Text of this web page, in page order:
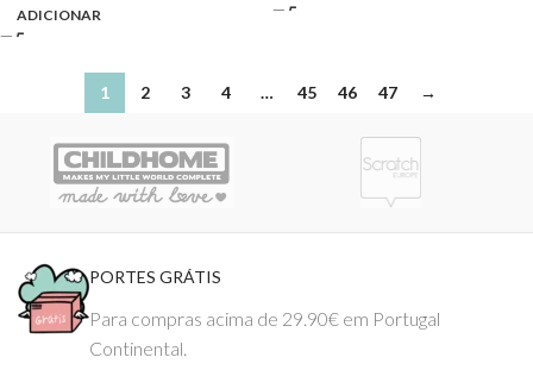
ADICIONAR
1 2 3 4 … 45 46 47 →
PORTES GRÁTIS
Para compras acima de 29.90€ em Portugal
Continental.